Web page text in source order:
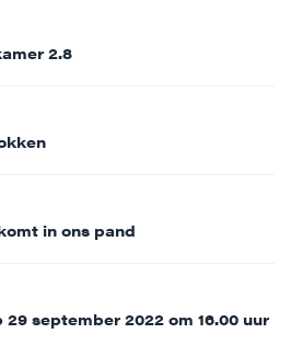
2.8
in ons pand
september 2022 om 16.00 uur